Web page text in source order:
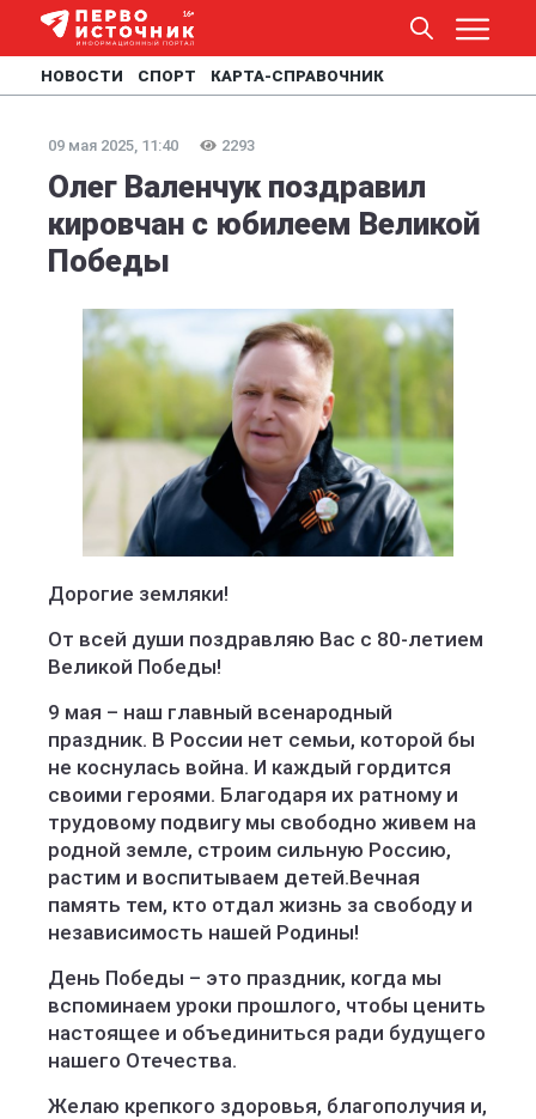
НОВОСТИ СПОРТ КАРТА-СПРАВОЧНИК
09 мая 2025, 11:40 2293
Олег Валенчук поздравил
кировчан с юбилеем Великой
Победы
Дорогие земляки!
От всей души поздравляю Вас с 80-летием
Великой Победы!
9 мая – наш главный всенародный
праздник. В России нет семьи, которой бы
не коснулась война. И каждый гордится
своими героями. Благодаря их ратному и
трудовому подвигу мы свободно живем на
родной земле, строим сильную Россию,
растим и воспитываем детей.Вечная
память тем, кто отдал жизнь за свободу и
независимость нашей Родины!
День Победы – это праздник, когда мы
вспоминаем уроки прошлого, чтобы ценить
настоящее и объединиться ради будущего
нашего Отечества.
Желаю крепкого здоровья, благополучия и,